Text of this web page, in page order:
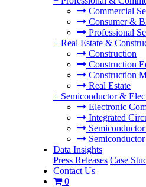
Commercial
Consumer &
Professional
+ Real Estate &
Construction
Construction
Construction
Real Estate
+ Semiconductor &
Electronic
Integrated
Data Insights
Press Releases Case
Contact Us
0